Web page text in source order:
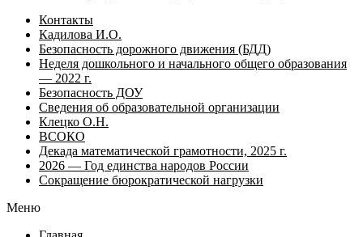
Контакты
Кадилова И.О.
Безопасность дорожного движения (БДД)
Неделя дошкольного и начального общего образования
— 2022 г.
Безопасность ДОУ
Сведения об образовательной организации
Клецко О.Н.
ВСОКО
Декада математической грамотности, 2025 г.
2026 — Год единства народов России
Сокращение бюрократической нагрузки
Меню